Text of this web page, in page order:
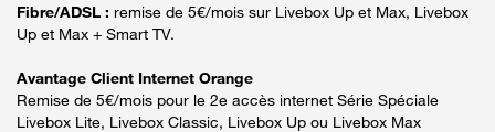
Fibre/ADSL : remise de 5€/mois sur Livebox Up et Max, Livebox
Up et Max + Smart TV.
Avantage Client Internet Orange
Remise de 5€/mois pour le 2e accès internet Série Spéciale
Livebox Lite, Livebox Classic, Livebox Up ou Livebox Max